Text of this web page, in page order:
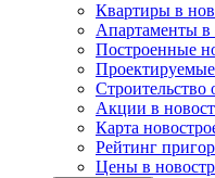
Квартиры в
Апартаменты
Построенные
Строительство
Акции в
Карта
Рейтинг
Цены в